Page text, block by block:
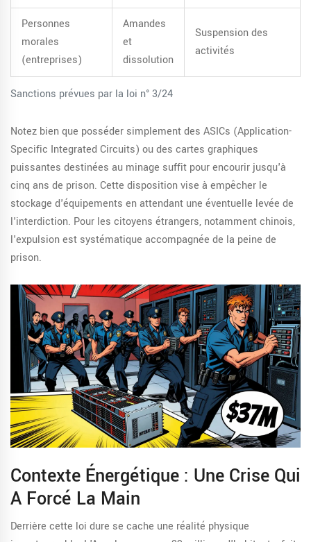
Sanctions prévues par la loi n° 3/24
Personnes
morales
(entreprises)
Amandes
et
dissolution
Suspension des
activités
Notez bien que posséder simplement des ASICs (Application-
Specific Integrated Circuits) ou des cartes graphiques
puissantes destinées au minage suffit pour encourir jusqu'à
cinq ans de prison. Cette disposition vise à empêcher le
stockage d'équipements en attendant une éventuelle levée de
l'interdiction. Pour les citoyens étrangers, notamment chinois,
l'expulsion est systématique accompagnée de la peine de
prison.
Contexte Énergétique : Une Crise Qui
A Forcé La Main
Derrière cette loi dure se cache une réalité physique